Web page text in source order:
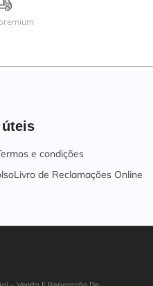
e condições
Livro de Reclamações Online